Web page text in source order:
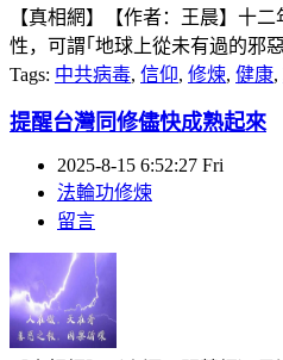
【真相網】【作者：王晨】十
性，可謂｢地球上從未有過的邪
Tags: 中共病毒, 信仰, 修煉, 健康,
提醒台灣同修儘快成熟起來
2025-8-15 6:52:27 Fri
法輪功修煉
留言